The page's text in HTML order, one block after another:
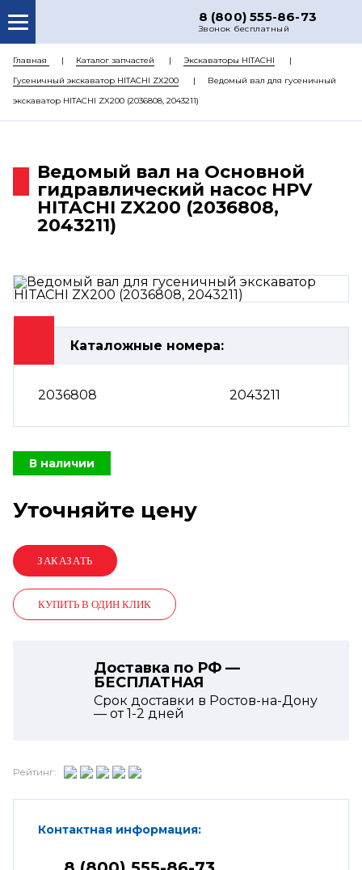
8 (800) 555-86-73
Звонок бесплатный
О НАС
КАТАЛОГ ЗАПЧАСТЕЙ
РЕМОНТ
ЦЕНЫ
КОНТАКТЫ
Главная Каталог запчастей
Экскаваторы HITACHI
Гусеничный экскаватор HITACHI ZX200
Ведомый вал для гусеничный
экскаватор HITACHI ZX200 (2036808, 2043211)
Ведомый вал на Основной
гидравлический насос HPV
HITACHI ZX200 (2036808,
2043211)
Каталожные номера:
2036808 2043211
В наличии
Уточняйте цену
КУПИТЬ В ОДИН КЛИК
Доставка по РФ —
БЕСПЛАТНАЯ
Срок доставки в Ростов-на-Дону
— от1-2 дней
Рейтинг:
Контактная информация: